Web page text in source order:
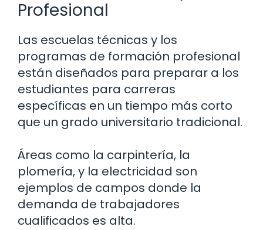
Profesional
Las escuelas técnicas y los
programas de formación profesional
están diseñados para preparar a los
estudiantes para carreras
específicas en un tiempo más corto
que un grado universitario tradicional.
Áreas como la carpintería, la
plomería, y la electricidad son
ejemplos de campos donde la
demanda de trabajadores
cualificados es alta.